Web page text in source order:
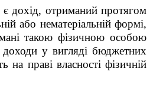
дохід, отриманий протягом
або нематеріальній формі,
такою фізичною особою
доходи у вигляді бюджетних
праві власності фізичній